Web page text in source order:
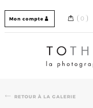
Mon compte 0
RETOUR À LA GALERIE